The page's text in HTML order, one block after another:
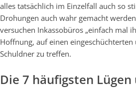
alles tatsächlich im Einzelfall auch so
Drohungen auch wahr gemacht
versuchen Inkassobüros „einfach mal
Hoffnung, auf einen
Schuldner zu treffen.
Die 7 häufigsten Lügen